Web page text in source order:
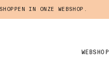
IN ONZE WEBSHOP.
WEBSHOP